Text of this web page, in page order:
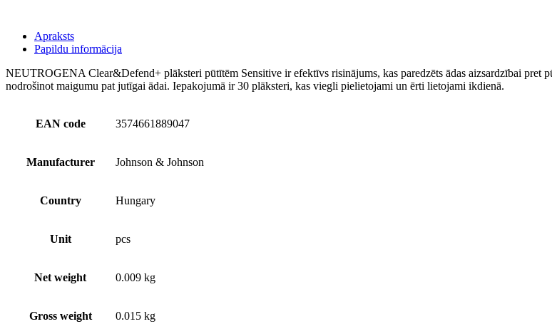
Apraksts
Papildu informācija
NEUTROGENA Clear&Defend+ plāksteri pūtītēm Sensitive ir efektīvs risinājums, kas paredzēts ādas aizsardzībai pret
nodrošinot maigumu pat jutīgai ādai. Iepakojumā ir 30 plāksteri, kas viegli pielietojami un ērti lietojami ikdienā.
EAN code 3574661889047
Manufacturer Johnson & Johnson
Country Hungary
Unit pcs
Net weight 0.009 kg
Gross weight 0.015 kg